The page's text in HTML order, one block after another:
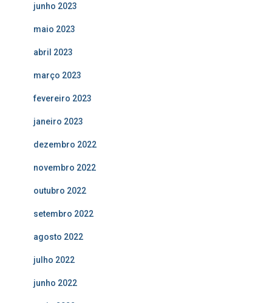
junho 2023
maio 2023
abril 2023
março 2023
fevereiro 2023
janeiro 2023
dezembro 2022
novembro 2022
outubro 2022
setembro 2022
agosto 2022
julho 2022
junho 2022